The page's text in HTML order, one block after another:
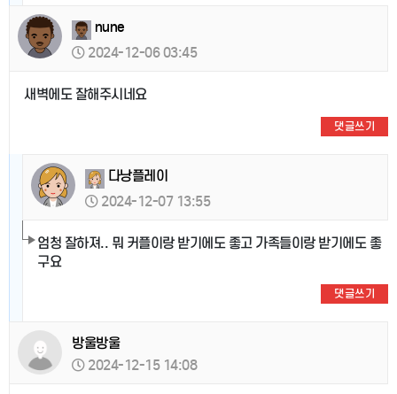
nune
2024-12-06 03:45
새벽에도 잘해주시네요
댓글쓰기
다낭플레이
2024-12-07 13:55
엄청 잘하져.. 뭐 커플이랑 받기에도 좋고 가족들이랑 받기에도 좋
구요
댓글쓰기
방울방울
2024-12-15 14:08